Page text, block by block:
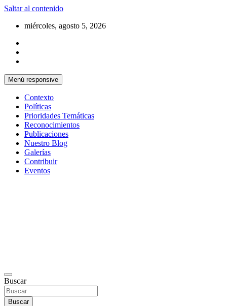
Saltar al contenido
miércoles, agosto 5, 2026
Menú responsive
Contexto
Políticas
Prioridades Temáticas
Reconocimientos
Publicaciones
Nuestro Blog
Galerías
Contribuir
Eventos
Buscar
Buscar